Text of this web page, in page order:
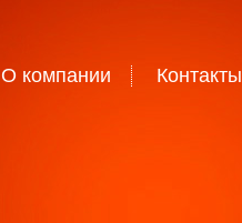
О компании Контакты